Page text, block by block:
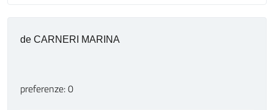
de CARNERI MARINA
preferenze: 0